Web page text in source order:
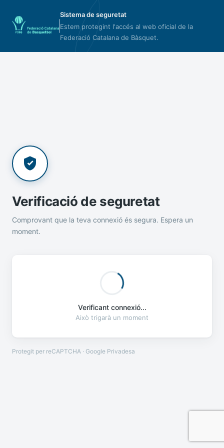
Sistema de seguretat
Estem protegint l'accés al web oficial de la
Federació Catalana de Bàsquet.
Verificació de seguretat
Comprovant que la teva connexió és segura. Espera un
moment.
Verificant connexió...
Això trigarà un moment
Protegit per reCAPTCHA · Google Privadesa